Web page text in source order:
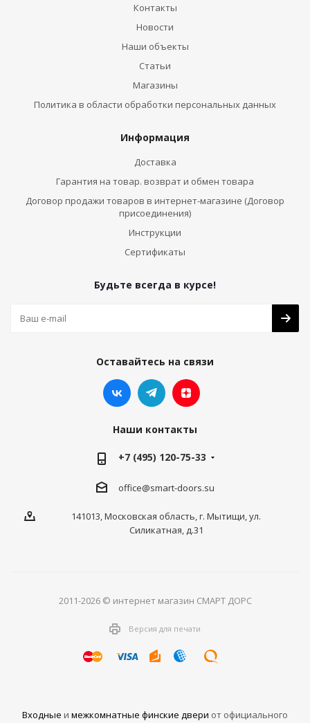
Контакты
Новости
Наши объекты
Статьи
Магазины
Политика в области обработки персональных данных
Информация
Доставка
Гарантия на товар. возврат и обмен товара
Договор продажи товаров в интернет-магазине (Договор
присоединения)
Инструкции
Сертификаты
Будьте всегда в курсе!
Оставайтесь на связи
Наши контакты
+7 (495) 120-75-33
office@smart-doors.su
141013, Московская область, г. Мытищи, ул.
Силикатная, д.31
2011-2026 © интернет магазин СМАРТ ДОРС
Версия для печати
Входные и межкомнатные финские двери от официального